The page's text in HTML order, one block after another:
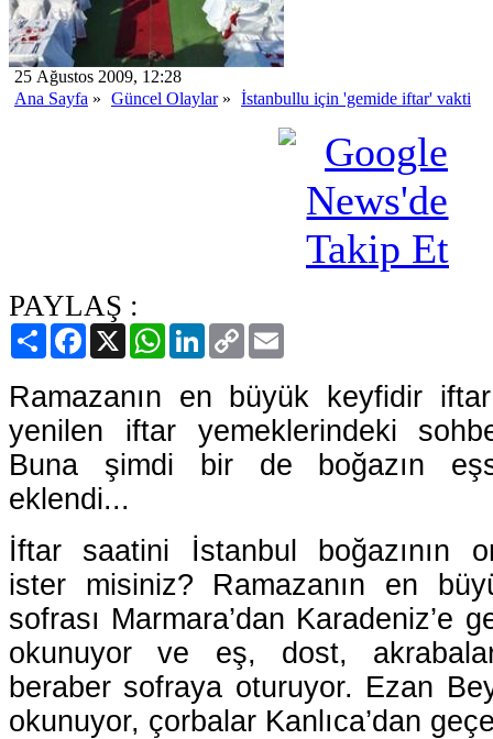
25 Ağustos 2009, 12:28
Ana Sayfa » Güncel Olaylar» İstanbullu için 'gemide iftar' vakti
PAYLAŞ :
PaylaşFacebook
X WhatsAppLinkedIn
Copy
Link
Ramazanın en büyük keyfidir
yenilen iftar yemeklerindeki
Buna şimdi bir de boğazın
eklendi...
İftar saatini İstanbul boğazının
ister misiniz? Ramazanın en
sofrası Marmara’dan Karadeniz’e
okunuyor ve eş, dost,
beraber sofraya oturuyor. Ezan
okunuyor, çorbalar Kanlıca’dan